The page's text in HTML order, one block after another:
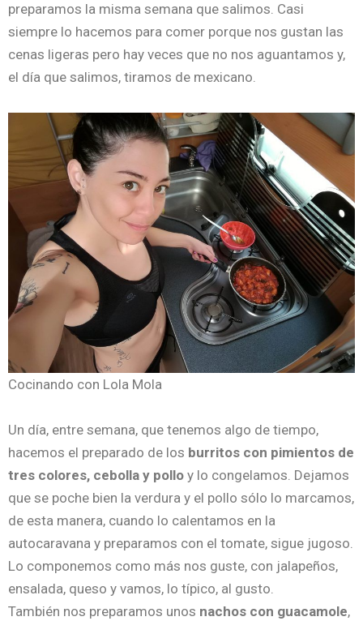
preparamos la misma semana que salimos. Casi
siempre lo hacemos para comer porque nos gustan las
cenas ligeras pero hay veces que no nos aguantamos y,
el día que salimos, tiramos de mexicano.
Cocinando con Lola Mola
Un día, entre semana, que tenemos algo de tiempo,
hacemos el preparado de los burritos con pimientos de
tres colores, cebolla y pollo y lo congelamos. Dejamos
que se poche bien la verdura y el pollo sólo lo marcamos,
de esta manera, cuando lo calentamos en la
autocaravana y preparamos con el tomate, sigue jugoso.
Lo componemos como más nos guste, con jalapeños,
ensalada, queso y vamos, lo típico, al gusto.
También nos preparamos unos nachos con guacamole,